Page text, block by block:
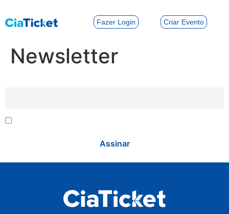
Fazer Login Criar Evento
Newsletter